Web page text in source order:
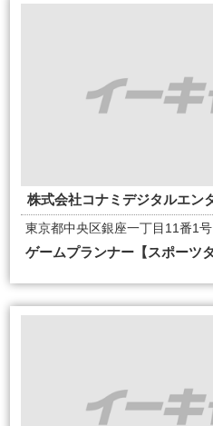
株式会社コナミデジタルエン
東京都中央区銀座一丁目11番1号
ゲームプランナー【スポーツ